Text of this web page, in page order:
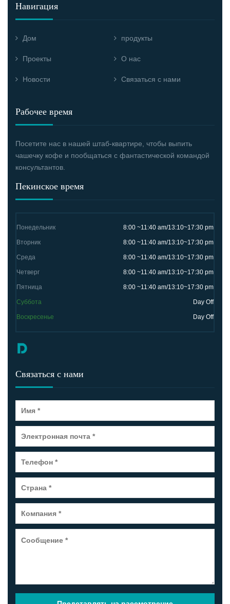
Навигация
Дом продукты
Проекты О нас
Новости Связаться с нами
Рабочее время
Посетите нас в нашей штаб-квартире, чтобы выпить
чашечку кофе и пообщаться с фантастической командой
консультантов.
Пекинское время
Понедельник 8:00 ~11:40 am/13:10~17:30 pm
Вторник 8:00 ~11:40 am/13:10~17:30 pm
Среда 8:00 ~11:40 am/13:10~17:30 pm
Четверг 8:00 ~11:40 am/13:10~17:30 pm
Пятница 8:00 ~11:40 am/13:10~17:30 pm
Суббота Day Off
Воскресенье Day Off
Связаться с нами